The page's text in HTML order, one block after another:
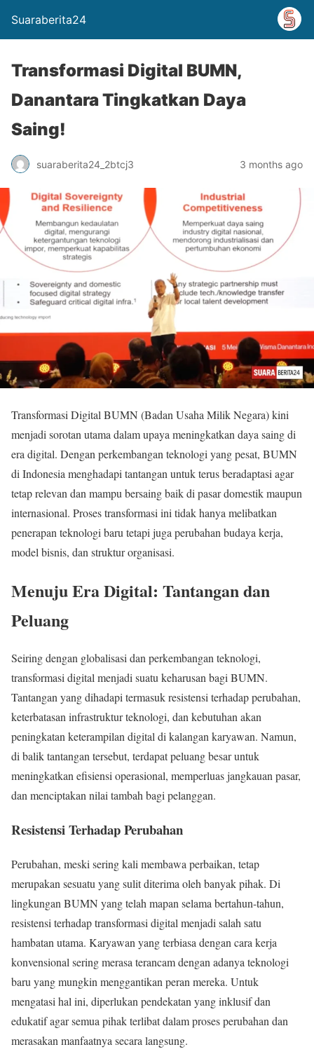
Suaraberita24
Transformasi Digital BUMN,
Danantara Tingkatkan Daya
Saing!
suaraberita24_2btcj3 3 months ago
Transformasi Digital BUMN (Badan Usaha Milik Negara) kini
menjadi sorotan utama dalam upaya meningkatkan daya saing di
era digital. Dengan perkembangan teknologi yang pesat, BUMN
di Indonesia menghadapi tantangan untuk terus beradaptasi agar
tetap relevan dan mampu bersaing baik di pasar domestik maupun
internasional. Proses transformasi ini tidak hanya melibatkan
penerapan teknologi baru tetapi juga perubahan budaya kerja,
model bisnis, dan struktur organisasi.
Menuju Era Digital: Tantangan dan
Peluang
Seiring dengan globalisasi dan perkembangan teknologi,
transformasi digital menjadi suatu keharusan bagi BUMN.
Tantangan yang dihadapi termasuk resistensi terhadap perubahan,
keterbatasan infrastruktur teknologi, dan kebutuhan akan
peningkatan keterampilan digital di kalangan karyawan. Namun,
di balik tantangan tersebut, terdapat peluang besar untuk
meningkatkan efisiensi operasional, memperluas jangkauan pasar,
dan menciptakan nilai tambah bagi pelanggan.
Resistensi Terhadap Perubahan
Perubahan, meski sering kali membawa perbaikan, tetap
merupakan sesuatu yang sulit diterima oleh banyak pihak. Di
lingkungan BUMN yang telah mapan selama bertahun-tahun,
resistensi terhadap transformasi digital menjadi salah satu
hambatan utama. Karyawan yang terbiasa dengan cara kerja
konvensional sering merasa terancam dengan adanya teknologi
baru yang mungkin menggantikan peran mereka. Untuk
mengatasi hal ini, diperlukan pendekatan yang inklusif dan
edukatif agar semua pihak terlibat dalam proses perubahan dan
merasakan manfaatnya secara langsung.